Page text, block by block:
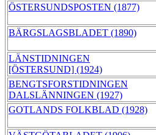
ÖSTERSUNDSPOSTEN (1877)
BÄRGSLAGSBLADET (1890)
LÄNSTIDNINGEN
[ÖSTERSUND] (1924)
BENGTSFORSTIDNINGEN
DALSLÄNNINGEN (1927)
GOTLANDS FOLKBLAD (1928)